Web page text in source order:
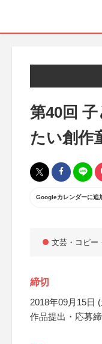
第40回
たい創
Googleカレンダーに追
文芸・コピー
締切
2018年09月15日
作品提出・応募